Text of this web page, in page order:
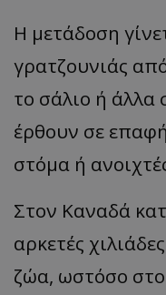
Η μετάδοση
γρατζουνιάς
το σάλιο ή
έρθουν σε
στόμα ή
Στον Καναδά
αρκετές
ζώα, ωστόσο